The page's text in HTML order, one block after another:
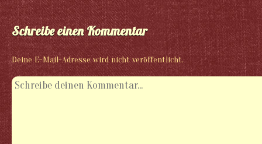
Schreibe einen Kommentar
Deine E-Mail-Adresse wird nicht veröffentlicht.